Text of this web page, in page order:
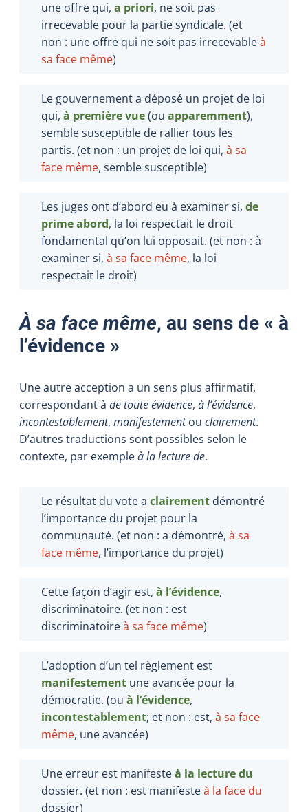
une offre qui, a priori, ne soit pas
irrecevable pour la partie syndicale. (et
non : une offre qui ne soit pas irrecevableà
sa face même)
Le gouvernement a déposé un projet de loi
qui, à première vue(ou apparemment),
semble susceptible de rallier tous les
partis. (et non : un projet de loi qui, à sa
face même, semble susceptible)
Les juges ont d’abord eu à examiner si, de
prime abord, la loi respectait le droit
fondamental qu’on lui opposait. (et non : à
examiner si, à sa face même, la loi
respectait le droit)
À sa face même, au sens de « à
l’évidence »
Une autre acception a un sens plus affirmatif,
correspondant à de toute évidence, à l’évidence,
incontestablement, manifestementou clairement.
D’autres traductions sont possibles selon le
contexte, par exempleà la lecture de.
Le résultat du vote a clairement démontré
l’importance du projet pour la
communauté. (et non : a démontré, à sa
face même, l’importance du projet)
Cette façon d’agir est, à l’évidence,
discriminatoire. (et non : est
discriminatoireà sa face même)
L’adoption d’un tel règlement est
manifestement une avancée pour la
démocratie. (ou à l’évidence,
incontestablement; et non : est, à sa face
même, une avancée)
Une erreur est manifesteà la lecturedu
dossier. (et non : est manifesteà la face du
dossier)